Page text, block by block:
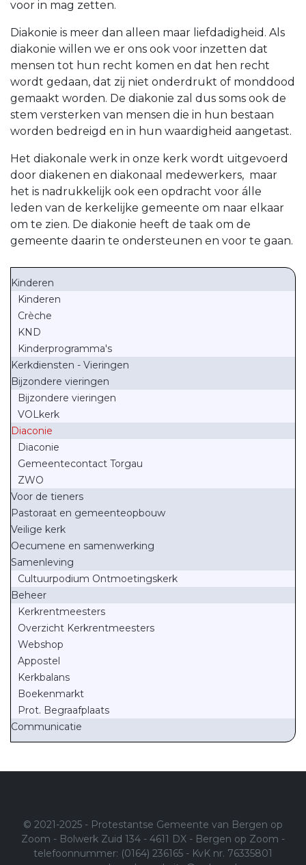
voor in mag zetten.
Diakonie is meer dan alleen maar liefdadigheid. Als
diakonie willen we er ons ook voor inzetten dat
mensen tot hun recht komen en dat hen recht
wordt gedaan, dat zij niet onderdrukt of monddood
gemaakt worden. De diakonie zal dus soms ook de
stem versterken van mensen die in hun bestaan
worden bedreigd en in hun waardigheid aangetast.
Het diakonale werk in onze kerk wordt uitgevoerd
door diakenen en diakonaal medewerkers, maar
het is nadrukkelijk ook een opdracht voor álle
leden van de kerkelijke gemeente om naar elkaar
om te zien. De diakonie heeft de taak om de
gemeente daarin te ondersteunen en voor te gaan.
Kinderen
Kinderen
Crèche
KND
Kinderprogramma's
Kerkdiensten - Vieringen
Bijzondere vieringen
Bijzondere vieringen
VOLkerk
Diaconie
Diaconie
Gemeentecontact Torgau
ZWO
Voor de tieners
Pastoraat en gemeenteopbouw
Veilige kerk
Oecumene en samenwerking
Samenleving
Cultuurpodium Ontmoetingskerk
Beheer
Kerkrentmeesters
Overzicht Kerkrentmeesters
Webshop
Appostel
Kerkbalans
Boekenmarkt
Prot. Begraafplaats
Communicatie
© 2021-2025 - Protestantse Gemeente van Bergen op
Zoom - Bolwerk Zuid 134 - 4611 DX - Bergen op Zoom -
telefoonnummer: (0164) 236165 - KvK nr. 76335801